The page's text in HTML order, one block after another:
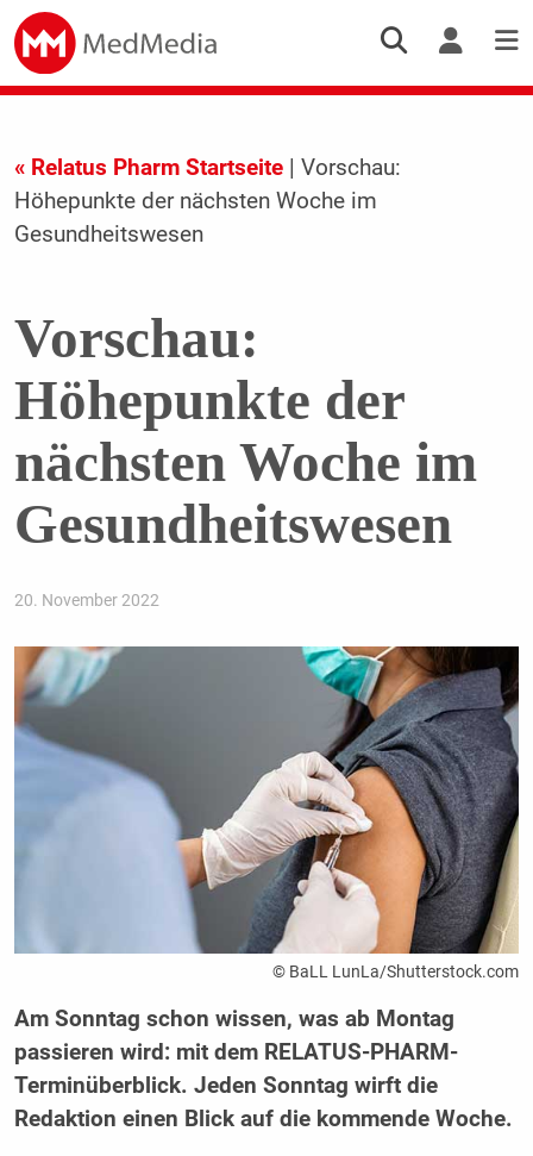
« Relatus Pharm Startseite| Vorschau:
Höhepunkte der nächsten Woche im
Gesundheitswesen
Vorschau:
Höhepunkte der
nächsten Woche im
Gesundheitswesen
20. November 2022
© BaLL LunLa/Shutterstock.com
Am Sonntag schon wissen, was ab Montag
passieren wird: mit dem RELATUS-PHARM-
Terminüberblick. Jeden Sonntag wirft die
Redaktion einen Blick auf die kommende Woche.